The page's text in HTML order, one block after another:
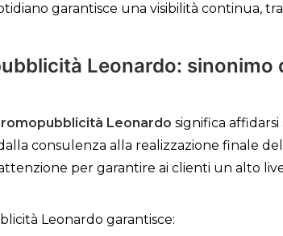
garantisce una visibilità continua,
Leonardo: sinonimo
Leonardo significa
consulenza alla realizzazione finale
per garantire ai clienti un alto
Leonardo garantisce: